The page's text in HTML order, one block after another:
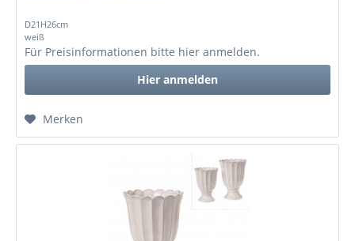
D21H26cm
weiß
Für Preisinformationen bitte hier anmelden.
Hier anmelden
Merken